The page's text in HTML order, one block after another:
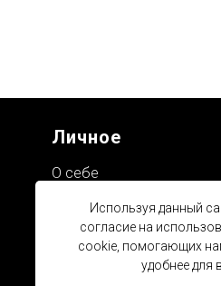
Личное
О себе
Мечта
Лайфлист
Используя данный
согласие на
cookie, помогающих
удобнее для